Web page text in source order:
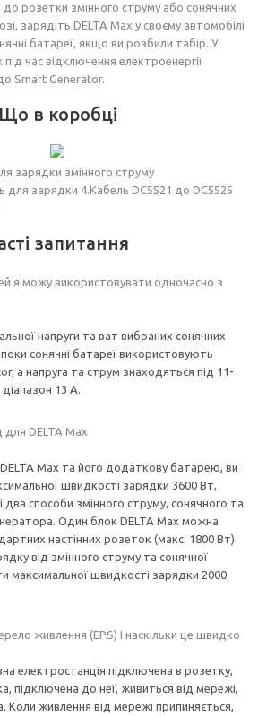
розетки змінного струму або сонячних
зарядіть DELTA Max у своєму автомобілі
батареї, якщо ви розбили табір. У
час відключення електроенергії
Smart Generator.
Що в коробці
зарядки змінного струму
для зарядки 4.Кабель DC5521 до DC5525
запитання
я можу використовувати одночасно з
напруги та ват вибраних сонячних
сонячні батареї використовують
а напруга та струм знаходяться під 11-
13 А.
для DELTA Max
Max та його додаткову батарею, ви
швидкості зарядки 3600 Вт,
два способи змінного струму, сонячного та
Один блок DELTA Max можна
настінних розеток (макс. 1800 Вт)
від змінного струму та сонячної
максимальної швидкості зарядки 2000
живлення (EPS) І наскільки це швидко
електростанція підключена в розетку,
підключена до неї, живиться від мережі,
Коли живлення від мережі припиняється,